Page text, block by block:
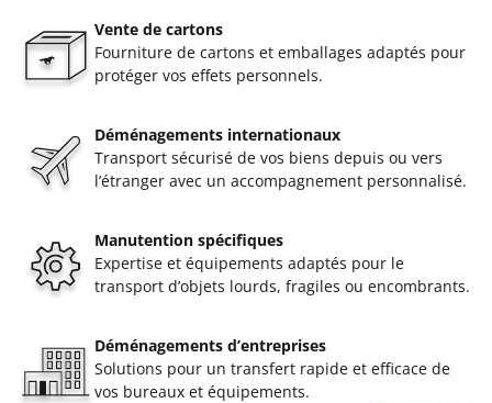
Vente de cartons
Fourniture de cartons et emballages adaptés pour
protéger vos effets personnels.
Déménagements internationaux
Transport sécurisé de vos biens depuis ou vers
l’étranger avec un accompagnement personnalisé.
Manutention spécifiques
Expertise et équipements adaptés pour le
transport d’objets lourds, fragiles ou encombrants.
Déménagements d’entreprises
Solutions pour un transfert rapide et efficace de
vos bureaux et équipements.